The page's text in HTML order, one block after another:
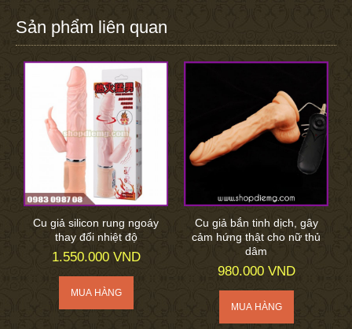
Sản phẩm liên quan
Cu giả silicon rung ngoáy
thay đổi nhiệt độ
1.550.000 VND
Cu giả bắn tinh dịch, gây
cảm hứng thật cho nữ thủ
dâm
980.000 VND